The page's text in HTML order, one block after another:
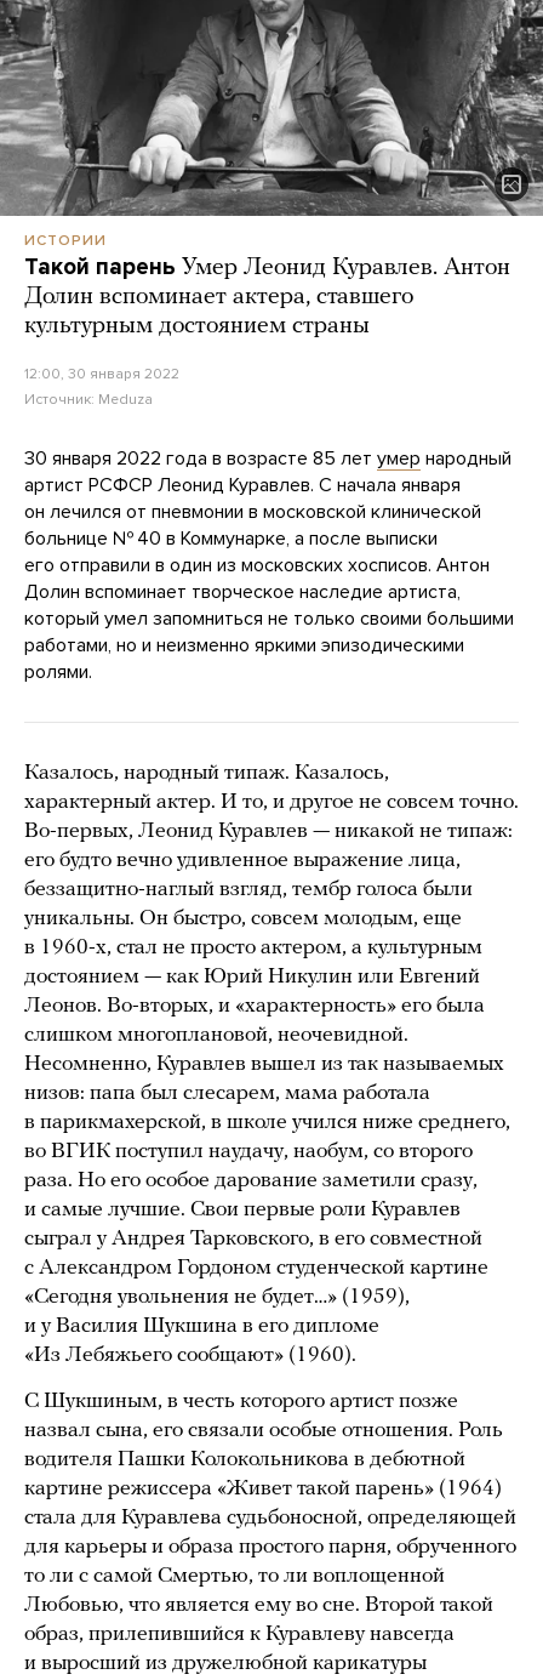
ИСТОРИИ
Такой парень Умер Леонид Куравлев. Антон
Долин вспоминает актера, ставшего
культурным достоянием страны
12:00, 30 января 2022
Источник: Meduza
30 января 2022 года в возрасте 85 лет умер народный
артист РСФСР Леонид Куравлев. С начала января
он лечился от пневмонии в московской клинической
больнице № 40 в Коммунарке, а после выписки
его отправили в один из московских хосписов. Антон
Долин вспоминает творческое наследие артиста,
который умел запомниться не только своими большими
работами, но и неизменно яркими эпизодическими
ролями.
Казалось, народный типаж. Казалось,
характерный актер. И то, и другое не совсем точно.
Во-первых, Леонид Куравлев — никакой не типаж:
его будто вечно удивленное выражение лица,
беззащитно-наглый взгляд, тембр голоса были
уникальны. Он быстро, совсем молодым, еще
в 1960-х, стал не просто актером, а культурным
достоянием — как Юрий Никулин или Евгений
Леонов. Во-вторых, и «характерность» его была
слишком многоплановой, неочевидной.
Несомненно, Куравлев вышел из так называемых
низов: папа был слесарем, мама работала
в парикмахерской, в школе учился ниже среднего,
во ВГИК поступил наудачу, наобум, со второго
раза. Но его особое дарование заметили сразу,
и самые лучшие. Свои первые роли Куравлев
сыграл у Андрея Тарковского, в его совместной
с Александром Гордоном студенческой картине
«Сегодня увольнения не будет…» (1959),
и у Василия Шукшина в его дипломе
«Из Лебяжьего сообщают» (1960).
С Шукшиным, в честь которого артист позже
назвал сына, его связали особые отношения. Роль
водителя Пашки Колокольникова в дебютной
картине режиссера «Живет такой парень» (1964)
стала для Куравлева судьбоносной, определяющей
для карьеры и образа простого парня, обрученного
то ли с самой Смертью, то ли воплощенной
Любовью, что является ему во сне. Второй такой
образ, прилепившийся к Куравлеву навсегда
и выросший из дружелюбной карикатуры